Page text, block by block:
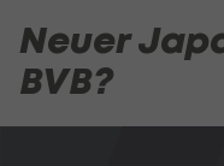
Neuer
BVB?